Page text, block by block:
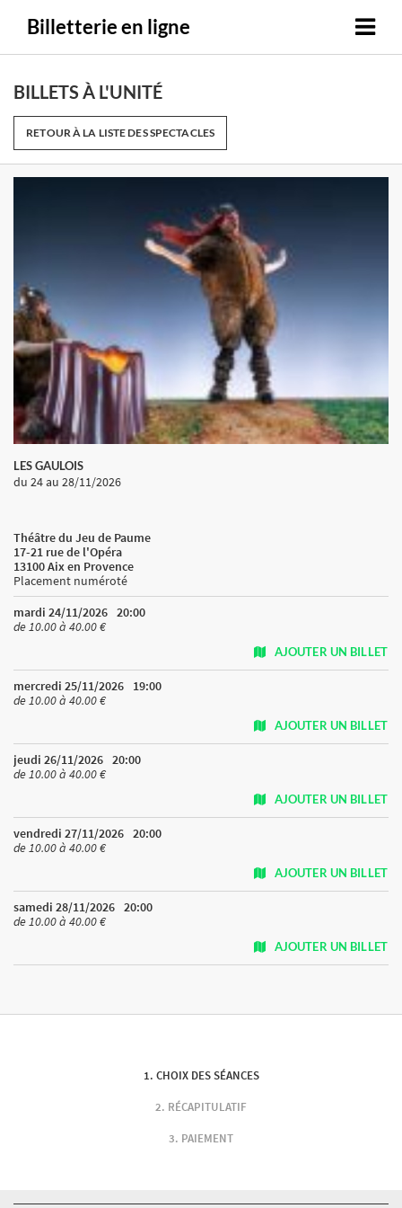
Billetterie en ligne
BILLETS À L'UNITÉ
RETOUR À LA LISTE DES SPECTACLES
LES GAULOIS
du 24au 28/11/2026
Théâtre du Jeu de Paume
17-21 rue de l'Opéra
13100 Aix en Provence
Placement numéroté
mardi 24/11/2026 20:00
de 10.00 à 40.00 €
AJOUTER UN BILLET
mercredi 25/11/2026
19:00
de 10.00 à 40.00 €
AJOUTER UN BILLET
jeudi 26/11/2026 20:00
de 10.00 à 40.00 €
AJOUTER UN BILLET
vendredi 27/11/2026 20:00
de 10.00 à 40.00 €
AJOUTER UN BILLET
samedi 28/11/2026 20:00
de 10.00 à 40.00 €
AJOUTER UN BILLET
CHOIX DES SÉANCES
RÉCAPITULATIF
PAIEMENT